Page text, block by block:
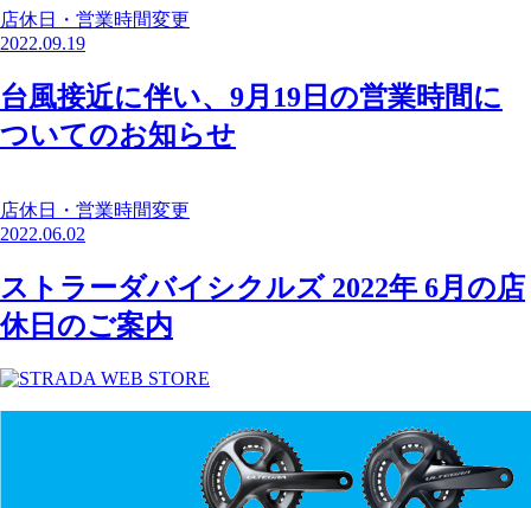
店休日・営業時間変更
2022.09.19
台風接近に伴い、9月19日の営業時間に
ついてのお知らせ
店休日・営業時間変更
2022.06.02
ストラーダバイシクルズ 2022年 6月の店
休日のご案内